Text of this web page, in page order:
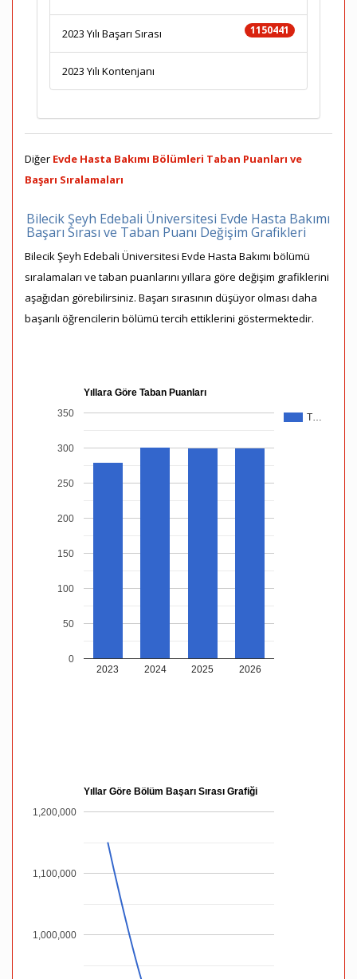
1150441
2023 Yılı Başarı Sırası
2023 Yılı Kontenjanı
Diğer Evde Hasta Bakımı Bölümleri Taban Puanları ve
Başarı Sıralamaları
Bilecik Şeyh Edebali Üniversitesi Evde Hasta Bakımı
Başarı Sırası ve Taban Puanı Değişim Grafikleri
Bilecik Şeyh Edebali Üniversitesi Evde Hasta Bakımı bölümü
sıralamaları ve taban puanlarını yıllara göre değişim grafiklerini
aşağıdan görebilirsiniz. Başarı sırasının düşüyor olması daha
başarılı öğrencilerin bölümü tercih ettiklerini göstermektedir.
Yıllara Göre Taban Puanları
T…
2023 2024 2025 2026
0
50
100
150
200
250
300
350
Yıllar Göre Bölüm Başarı Sırası Grafiği
1,000,000
1,100,000
1,200,000